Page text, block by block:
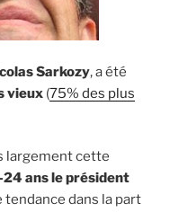
Sarkozy, a été
vieux (75% des plus
largement cette
24 ans le président
tendance dans la part